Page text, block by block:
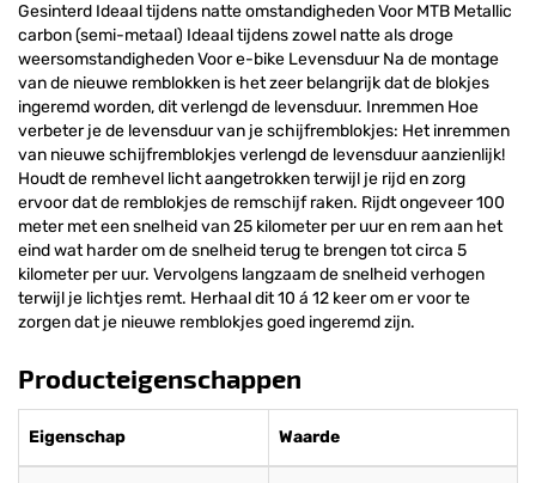
Gesinterd Ideaal tijdens natte omstandigheden Voor MTB Metallic
carbon (semi-metaal) Ideaal tijdens zowel natte als droge
weersomstandigheden Voor e-bike Levensduur Na de montage
van de nieuwe remblokken is het zeer belangrijk dat de blokjes
ingeremd worden, dit verlengd de levensduur. Inremmen Hoe
verbeter je de levensduur van je schijfremblokjes: Het inremmen
van nieuwe schijfremblokjes verlengd de levensduur aanzienlijk!
Houdt de remhevel licht aangetrokken terwijl je rijd en zorg
ervoor dat de remblokjes de remschijf raken. Rijdt ongeveer 100
meter met een snelheid van 25 kilometer per uur en rem aan het
eind wat harder om de snelheid terug te brengen tot circa 5
kilometer per uur. Vervolgens langzaam de snelheid verhogen
terwijl je lichtjes remt. Herhaal dit 10 á 12 keer om er voor te
zorgen dat je nieuwe remblokjes goed ingeremd zijn.
Producteigenschappen
Eigenschap Waarde